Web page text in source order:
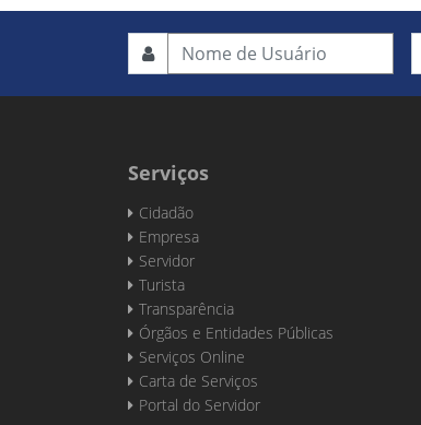
Serviços
Cidadão
Empresa
Servidor
Turista
Transparência
Órgãos e Entidades Públicas
Serviços Online
Carta de Serviços
Portal do Servidor